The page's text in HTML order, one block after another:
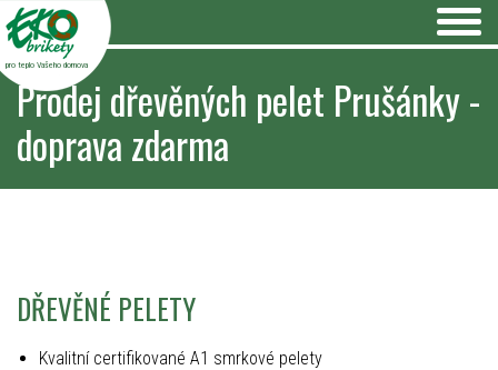
pro teplo Vašeho domova
Prodej dřevěných pelet Prušánky -
doprava zdarma
DŘEVĚNÉ PELETY
Kvalitní certifikované A1 smrkové pelety